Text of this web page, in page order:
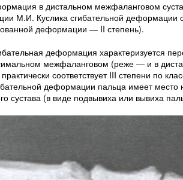
в дистальном межфаланговом
М.И. Куслика сгибательной
деформации — II степень).
деформация характеризуется
межфаланговом (реже — и в
соответствует III степени по
деформации пальца имеет место
сустава (в виде подвывиха или вывиха